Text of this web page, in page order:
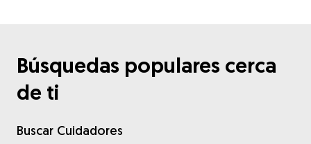
Búsquedas populares cerca
de ti
Buscar Cuidadores